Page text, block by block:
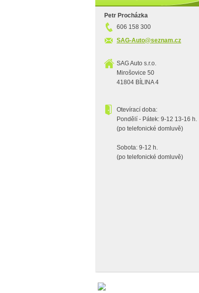
Petr Procházka
606 158 300
SAG-Auto@seznam.cz
SAG Auto s.r.o.
Mirošovice 50
41804 BÍLINA 4
Otevírací doba:
Pondělí - Pátek: 9-12 13-16 h.
(po telefonické domluvě)
Sobota: 9-12 h.
(po telefonické domluvě)